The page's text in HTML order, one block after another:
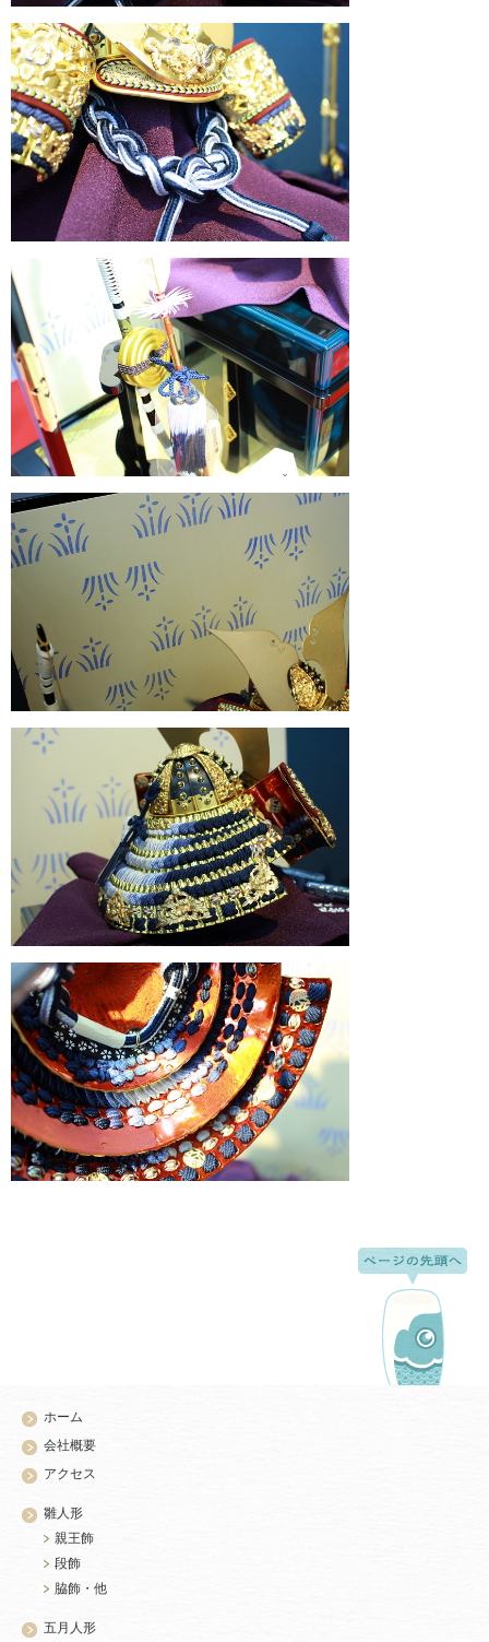
ホーム
会社概要
アクセス
雛人形
親王飾
段飾
脇飾・他
五月人形